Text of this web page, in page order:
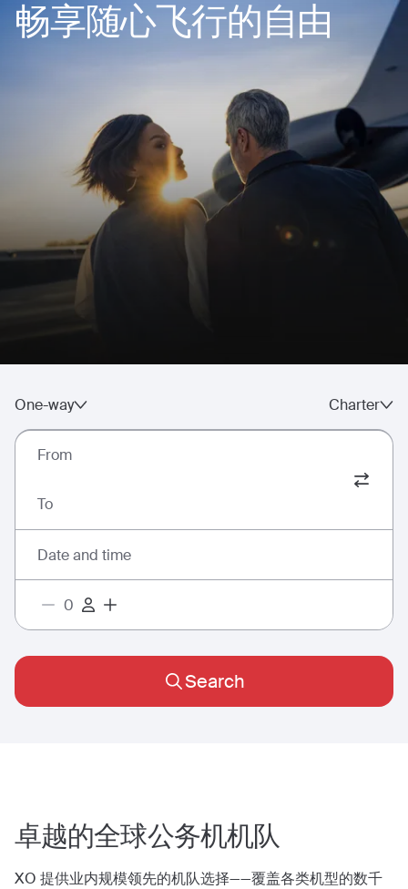
畅享随心飞行的自由
One-way Charter
From
To
Date and time
Search
卓越的全球公务机机队
XO 提供业内规模领先的机队选择——覆盖各类机型的数千